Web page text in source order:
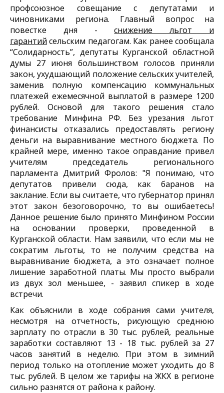
профсоюзное совещание с депутатами и
чиновниками региона. Главный вопрос на
повестке дня -снижение льгот и
гарантий сельским педагогам. Как ранее сообщала
“Солидарность”, депутаты Курганской областной
думы 27 июня большинством голосов приняли
закон, ухудшающий положение сельских учителей,
заменив полную компенсацию коммунальных
платежей ежемесячной выплатой в размере 1200
рублей. Основой для такого решения стало
требование Минфина РФ. Без урезания льгот
финансисты отказались предоставлять региону
деньги на выравнивание местного бюджета. По
крайней мере, именно такое оправдание привел
учителям председатель регионального
парламента Дмитрий Фролов: "Я понимаю, что
депутатов привели сюда, как баранов на
заклание. Если вы считаете, что губернатор принял
этот закон безоговорочно, то вы ошибаетесь!
Данное решение было принято Минфином России
на основании проверки, проведенной в
Курганской области. Нам заявили, что если мы не
сократим льготы, то не получим средства на
выравнивание бюджета, а это означает полное
лишение заработной платы. Мы просто выбрали
из двух зол меньшее, - заявил спикер в ходе
встречи.
Как объяснили в ходе собрания сами учителя,
несмотря на отчетность, рисующую среднюю
зарплату по отрасли в 30 тыс. рублей, реальные
заработки составляют 13 - 18 тыс. рублей за 27
часов занятий в неделю. При этом в зимний
период только на отопление может уходить до 8
тыс. рублей. В целом же тарифы на ЖКХ в регионе
сильно разнятся от района к району.